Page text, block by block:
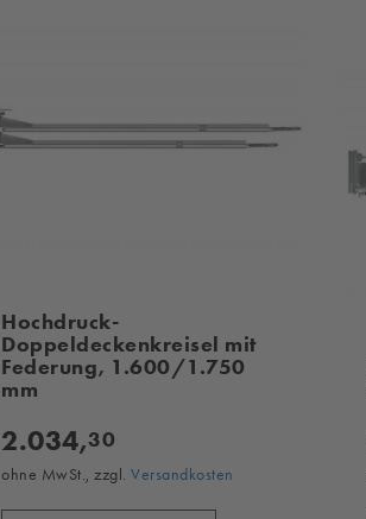
Hochdruck-
Doppeldeckenkreisel mit
Federung, 1.600/1.750
mm
2.034,30
ohne MwSt., zzgl.Versandkosten